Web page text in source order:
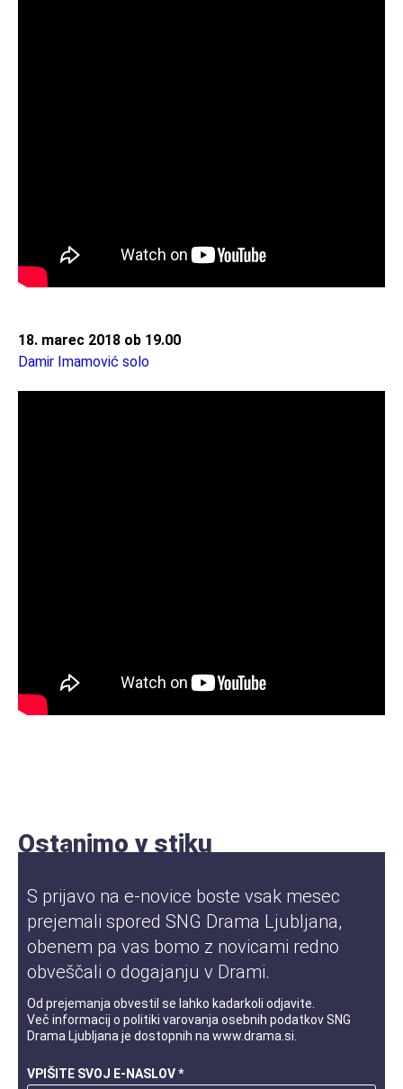
18. marec 2018 ob 19.00
Damir Imamović solo
Ostanimo v stiku
S prijavo na e-novice boste vsak mesec
prejemali spored SNG Drama Ljubljana,
obenem pa vas bomo z novicami redno
obveščali o dogajanju v Drami.
Od prejemanja obvestil se lahko kadarkoli odjavite.
Več informacij o politiki varovanja osebnih podatkovSNG
Drama Ljubljana je dostopnih na www.drama.si
VPIŠITE SVOJ E-NASLOV *